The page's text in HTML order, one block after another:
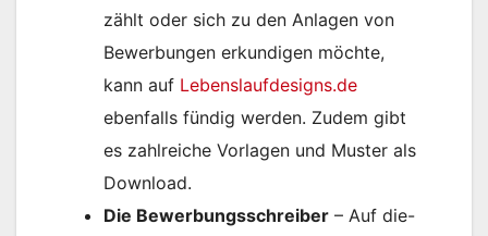
zählt oder sich zu den Anlagen von
Bewerbungen erkundigen möchte,
kann auf Lebenslaufdesigns.de
ebenfalls fündig werden. Zudem gibt
es zahlreiche Vorlagen und Muster als
Download.
Die Bewerbungsschreiber – Auf die-